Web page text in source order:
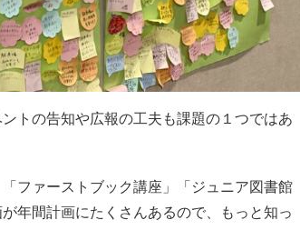
トの告知や広報の工夫も課題の１つではあ
ファーストブック講座」「ジュニア図書館
年間計画にたくさんあるので、もっと知っ